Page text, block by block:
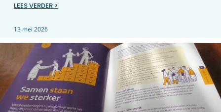
LEES VERDER >
13 mei 2026